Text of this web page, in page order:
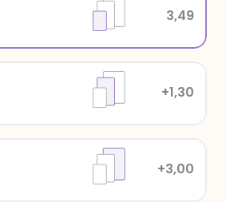
+3,00
+1,30
3,49